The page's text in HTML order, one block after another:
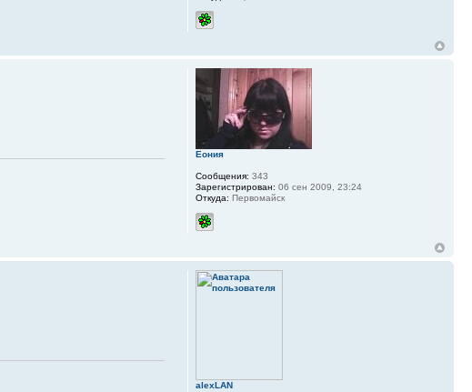
Еония
Сообщения: 343
Зарегистрирован: 06 сен 2009, 23:24
Откуда: Первомайск
alexLAN